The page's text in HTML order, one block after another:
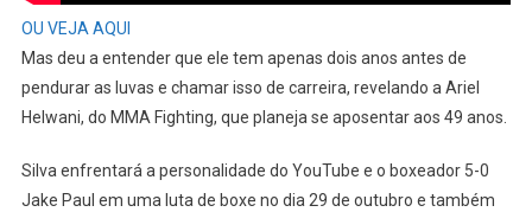
OU VEJA AQUI
Mas deu a entender que ele tem apenas dois anos antes de
pendurar as luvas e chamar isso de carreira, revelando a Ariel
Helwani, do MMA Fighting, que planeja se aposentar aos 49 anos.
Silva enfrentará a personalidade do YouTube e o boxeador 5-0
Jake Paul em uma luta de boxe no dia 29 de outubro e também